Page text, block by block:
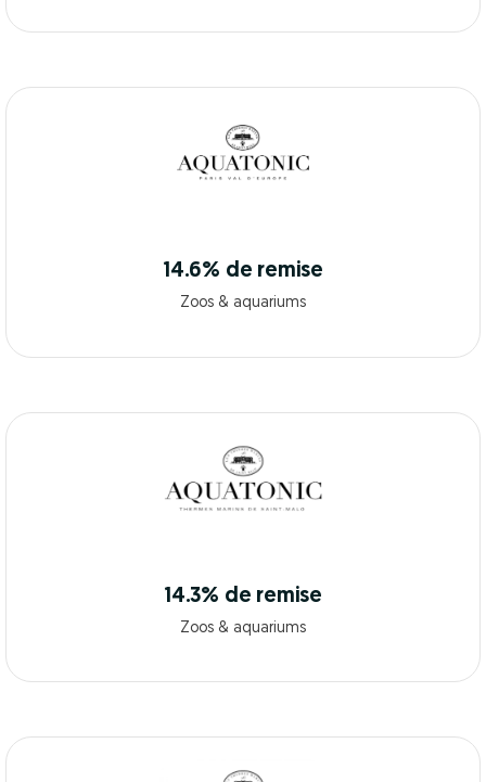
14.6% de remise
Zoos & aquariums
14.3% de remise
Zoos & aquariums